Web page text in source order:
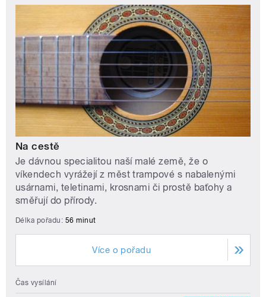
Na cestě
Je dávnou specialitou naší malé země, že o
víkendech vyrážejí z měst trampové s nabalenými
usárnami, teletinami, krosnami či prostě baťohy a
směřují do přírody.
Délka pořadu: 56 minut
Více o pořadu
Čas vysílání